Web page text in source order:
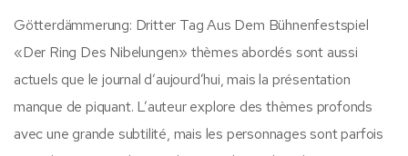
Götterdämmerung: Dritter Tag Aus Dem Bühnenfestspiel
«Der Ring Des Nibelungen» thèmes abordés sont aussi
actuels que le journal d’aujourd’hui, mais la présentation
manque de piquant. L’auteur explore des thèmes profonds
avec une grande subtilité, mais les personnages sont parfois